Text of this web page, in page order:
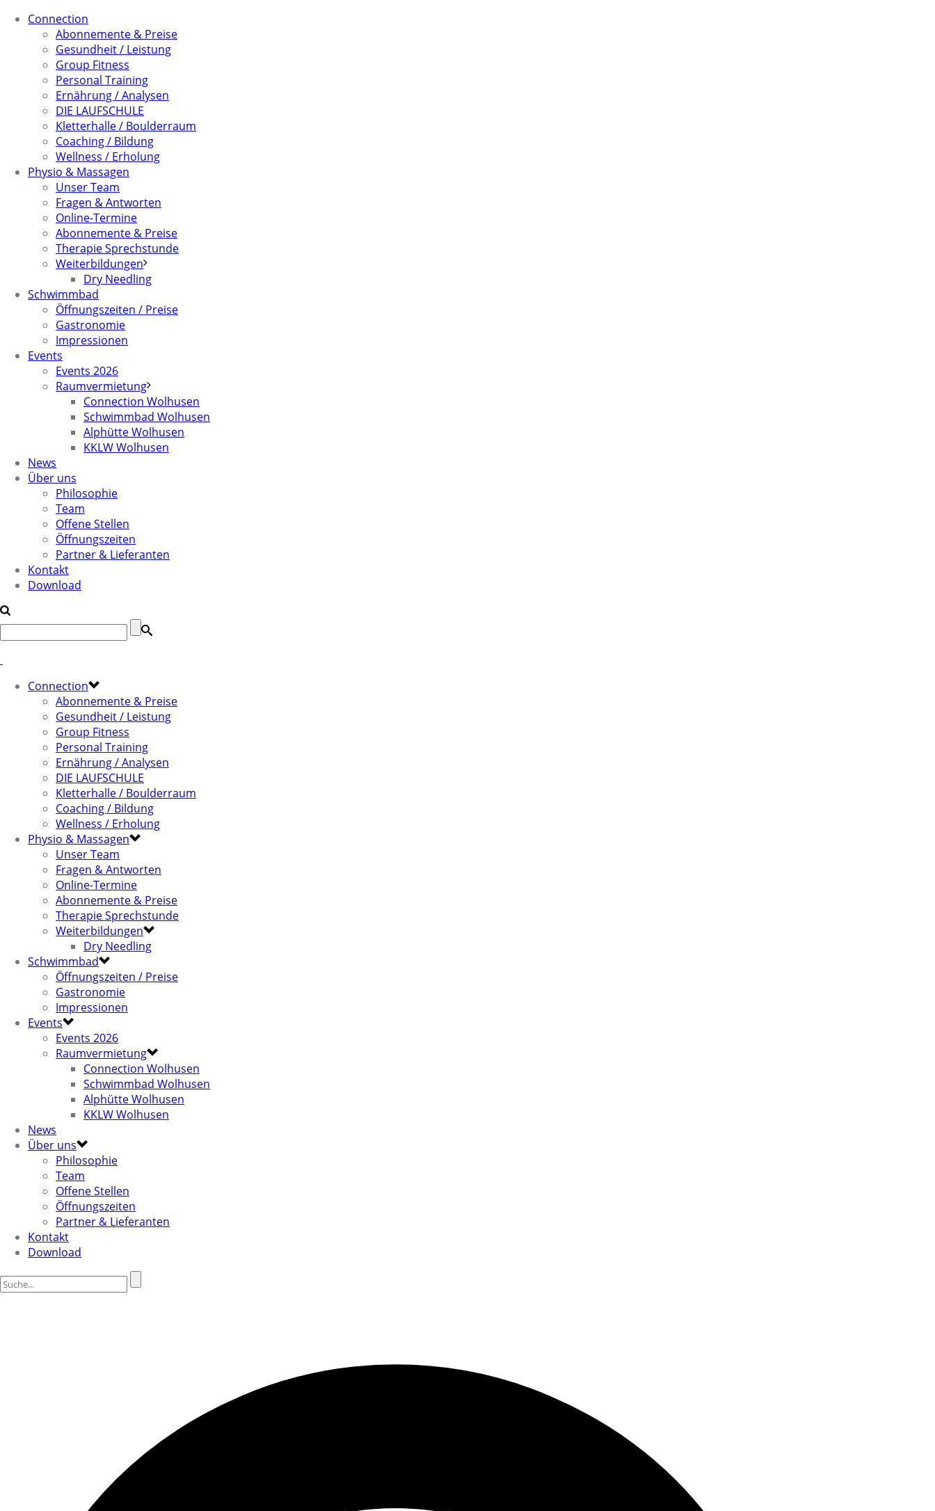
Connection
Abonnemente & Preise
Gesundheit / Leistung
Group Fitness
Personal Training
Ernährung / Analysen
DIE LAUFSCHULE
Kletterhalle / Boulderraum
Coaching / Bildung
Wellness / Erholung
Physio & Massagen
Unser Team
Fragen & Antworten
Online-Termine
Abonnemente & Preise
Therapie Sprechstunde
Weiterbildungen
Dry Needling
Schwimmbad
Öffnungszeiten / Preise
Gastronomie
Impressionen
Events
Events 2026
Raumvermietung
Connection Wolhusen
Schwimmbad Wolhusen
Alphütte Wolhusen
KKLW Wolhusen
News
Über uns
Philosophie
Team
Offene Stellen
Öffnungszeiten
Partner & Lieferanten
Kontakt
Download
Connection
Abonnemente & Preise
Gesundheit / Leistung
Group Fitness
Personal Training
Ernährung / Analysen
DIE LAUFSCHULE
Kletterhalle / Boulderraum
Coaching / Bildung
Wellness / Erholung
Physio & Massagen
Unser Team
Fragen & Antworten
Online-Termine
Abonnemente & Preise
Therapie Sprechstunde
Weiterbildungen
Dry Needling
Schwimmbad
Öffnungszeiten / Preise
Gastronomie
Impressionen
Events
Events 2026
Raumvermietung
Connection Wolhusen
Schwimmbad Wolhusen
Alphütte Wolhusen
KKLW Wolhusen
News
Über uns
Philosophie
Team
Offene Stellen
Öffnungszeiten
Partner & Lieferanten
Kontakt
Download